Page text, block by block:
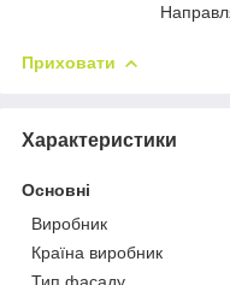
Приховати
Характеристики
Основні
Виробник
Країна виробник
Тип фасаду